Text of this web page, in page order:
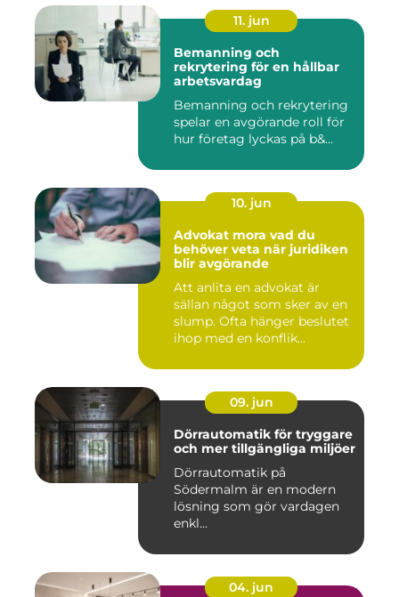
11. jun
Bemanning och
rekrytering för en hållbar
arbetsvardag
Bemanning och rekrytering
spelar en avgörande roll för
hur företag lyckas på b&...
10. jun
Advokat mora vad du
behöver veta när juridiken
blir avgörande
Att anlita en advokat är
sällan något som sker av en
slump. Ofta hänger beslutet
ihop med en konflik...
09. jun
Dörrautomatik för tryggare
och mer tillgängliga miljöer
Dörrautomatik på
Södermalm är en modern
lösning som gör vardagen
enkl...
04. jun